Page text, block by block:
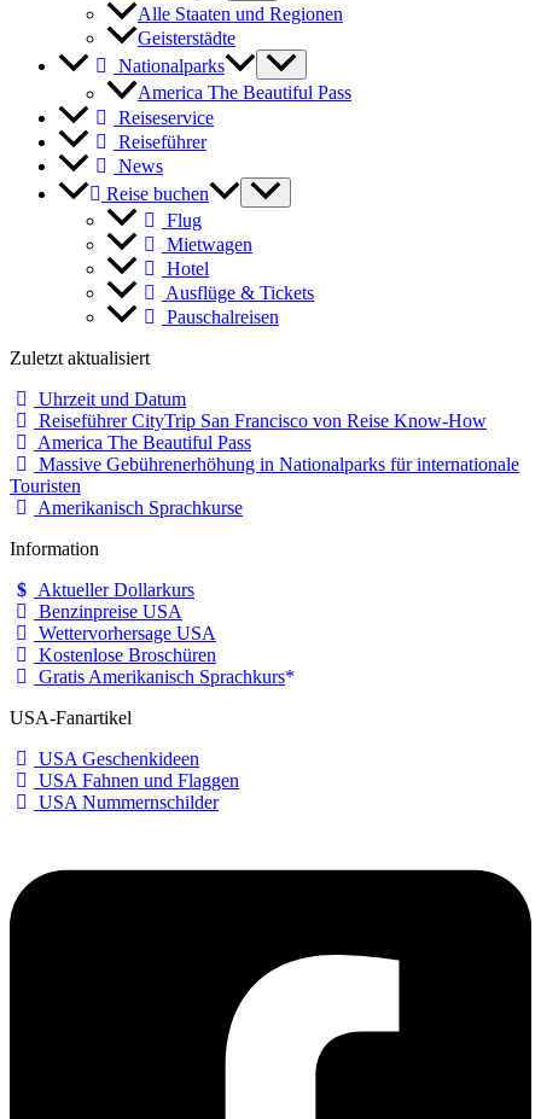
Alle Staaten und Regionen
Geisterstädte
Nationalparks
America The Beautiful Pass
Reiseservice
Reiseführer
News
Reise buchen
Flug
Mietwagen
Hotel
Ausflüge & Tickets
Pauschalreisen
Zuletzt aktualisiert
Uhrzeit und Datum
Reiseführer CityTrip San Francisco von Reise Know-How
America The Beautiful Pass
Massive Gebührenerhöhung in Nationalparks für internationale
Touristen
Amerikanisch Sprachkurse
Information
Aktueller Dollarkurs
Benzinpreise USA
Wettervorhersage USA
Kostenlose Broschüren
Gratis Amerikanisch Sprachkurs
USA-Fanartikel
USA Geschenkideen
USA Fahnen und Flaggen
USA Nummernschilder